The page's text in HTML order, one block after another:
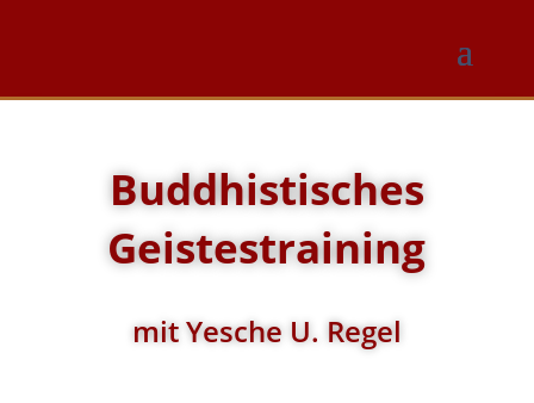
Buddhistisches
Geistestraining
mit Yesche U. Regel